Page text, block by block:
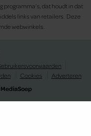
dat houdt in dat
links van retailers. Deze
webwinkels.
Cookies
Adverteren
MediaSoep